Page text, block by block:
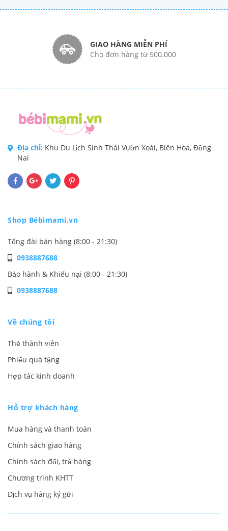
GIAO HÀNG MIỄN PHÍ
Cho đơn hàng từ 500.000
Địa chỉ: Khu Du Lịch Sinh Thái Vườn Xoài, Biên Hòa, Đồng
Nai
Shop Bébimami.vn
Tổng đài bán hàng (8:00 - 21:30)
0938887688
Bảo hành & Khiếu nại (8:00 - 21:30)
0938887688
Về chúng tôi
Thẻ thành viên
Phiếu quà tặng
Hợp tác kinh doanh
Hỗ trợ khách hàng
Mua hàng và thanh toán
Chính sách giao hàng
Chính sách đổi, trả hàng
Chương trình KHTT
Dịch vụ hàng ký gửi